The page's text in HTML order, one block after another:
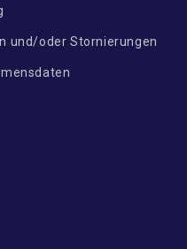
und/oder Stornierungen